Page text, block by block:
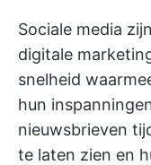
Sociale media
digitale
snelheid
hun
nieuwsbrieven
te laten zien en